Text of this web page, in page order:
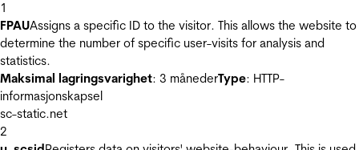
1
FPAUAssigns a specific ID to the visitor. This allows the website to
determine the number of specific user-visits for analysis and
statistics.
Maksimal lagringsvarighet: 3 månederType: HTTP-
informasjonskapsel
sc-static.net
2